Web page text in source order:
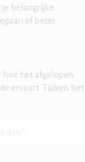
je belangrijke
of beter
hoe het afgelopen
ervaart. Tijdens het